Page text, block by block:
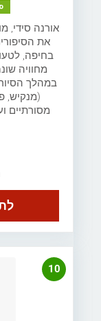
אורנה סידי,
את
בחיפה,
מחוויה
במהלך
(מנקיש,
מסורתיים
10